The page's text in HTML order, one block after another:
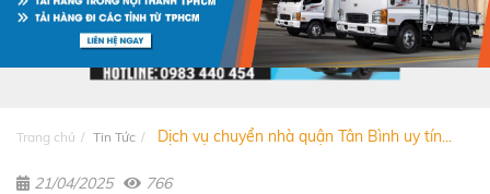
Trang chủ Tin Tức Dịch vụ chuyển nhà quận Tân Bình uy tín...
21/04/2025 766